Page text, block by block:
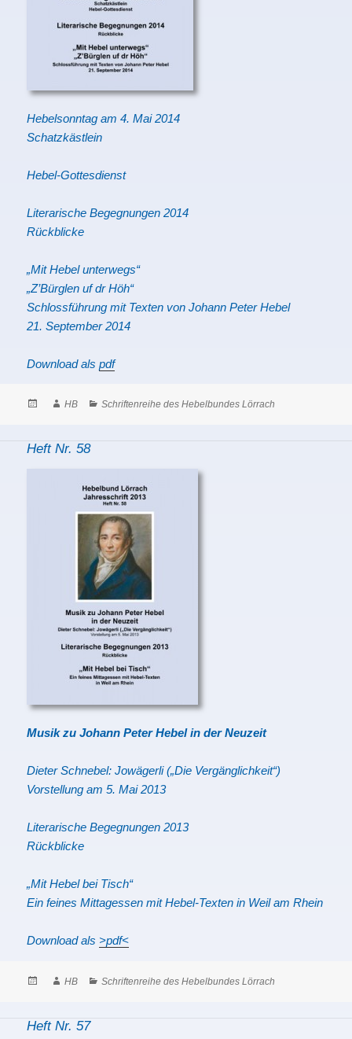
Hebelsonntag am 4. Mai 2014
Schatzkästlein
Hebel-Gottesdienst
Literarische Begegnungen 2014
Rückblicke
„Mit Hebel unterwegs“
„Z’Bürglen uf dr Höh“
Schlossführung mit Texten von Johann Peter Hebel
21. September 2014
Download alspdf
PostedAuthor
HB Categories
Schriftenreihe des Hebelbundes Lörrach
Heft Nr. 58
Musik zu Johann Peter Hebel in der Neuzeit
Dieter Schnebel: Jowägerli („Die Vergänglichkeit“)
Vorstellung am 5. Mai 2013
Literarische Begegnungen 2013
Rückblicke
„Mit Hebel bei Tisch“
Ein feines Mittagessen mit Hebel-Texten in Weil am Rhein
Download als >pdf<
PostedAuthor
HB Categories
Schriftenreihe des Hebelbundes Lörrach
Heft Nr. 57